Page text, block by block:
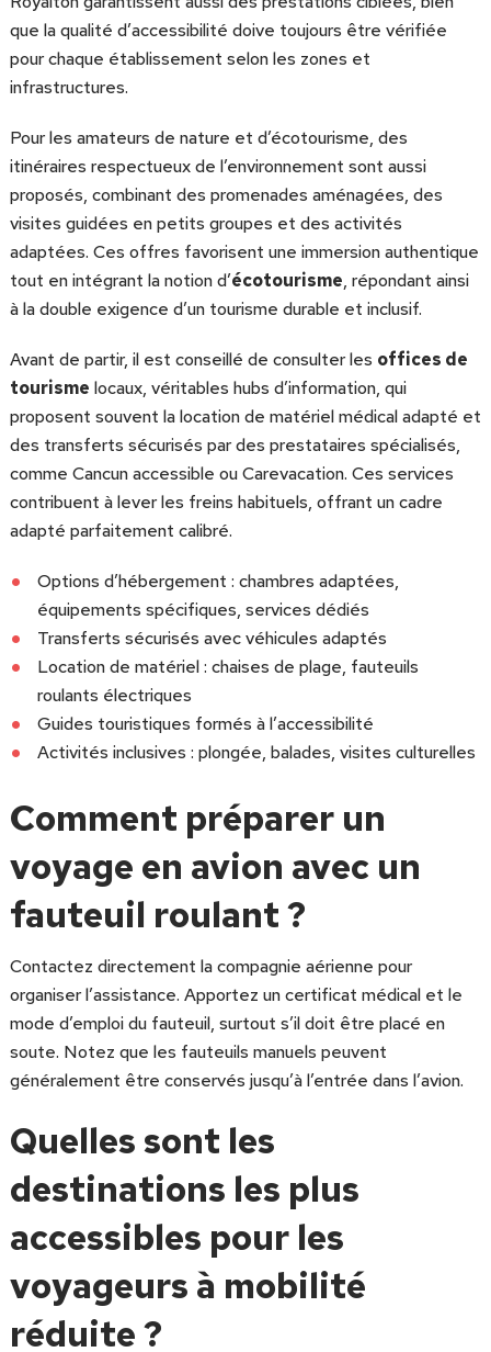
que la qualité d’accessibilité doive toujours être vérifiée
pour chaque établissement selon les zones et
infrastructures.
Pour les amateurs de nature et d’écotourisme, des
itinéraires respectueux de l’environnement sont aussi
proposés, combinant des promenades aménagées, des
visites guidées en petits groupes et des activités
adaptées. Ces offres favorisent une immersion authentique
tout en intégrant la notion d’écotourisme, répondant ainsi
à la double exigence d’un tourisme durable et inclusif.
Avant de partir, il est conseillé de consulter les offices de
tourisme locaux, véritables hubs d’information, qui
proposent souvent la location de matériel médical adapté et
des transferts sécurisés par des prestataires spécialisés,
comme Cancun accessible ou Carevacation. Ces services
contribuent à lever les freins habituels, offrant un cadre
adapté parfaitement calibré.
Options d’hébergement : chambres adaptées,
équipements spécifiques, services dédiés
Transferts sécurisés avec véhicules adaptés
Location de matériel : chaises de plage, fauteuils
roulants électriques
Guides touristiques formés à l’accessibilité
Activités inclusives : plongée, balades, visites culturelles
Comment préparer un
voyage en avion avec un
fauteuil roulant ?
Contactez directement la compagnie aérienne pour
organiser l’assistance. Apportez un certificat médical et le
mode d’emploi du fauteuil, surtout s’il doit être placé en
soute. Notez que les fauteuils manuels peuvent
généralement être conservés jusqu’à l’entrée dans l’avion.
Quelles sont les
destinations les plus
accessibles pour les
voyageurs à mobilité
réduite ?